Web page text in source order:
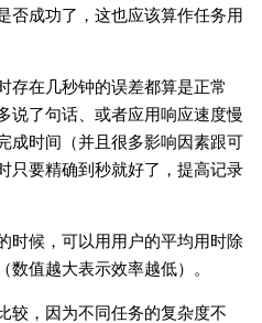
否成功了，这也应该算作任务用
存在几秒钟的误差都算是正常
说了句话、或者应用响应速度慢
成时间（并且很多影响因素跟可
只要精确到秒就好了，提高记录
时候，可以用用户的平均用时除
数值越大表示效率越低）。
较，因为不同任务的复杂度不